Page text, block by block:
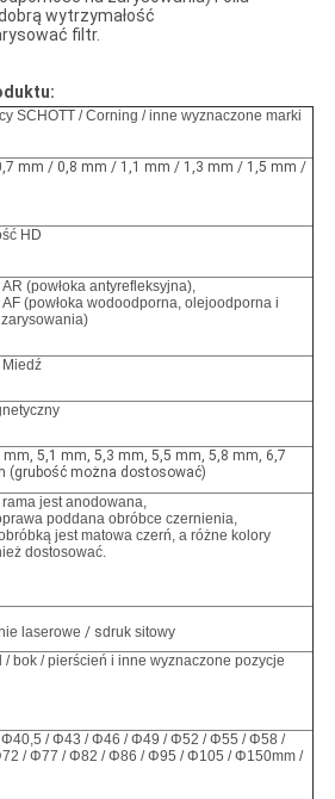
wytrzymałość
filtr.
SCHOTT / Corning / inne wyznaczone marki
mm / 0,8 mm / 1,1 mm / 1,3 mm / 1,5 mm /
HD
(powłoka antyrefleksyjna),
AF (powłoka wodoodporna, olejoodporna i
mm, 5,1 mm, 5,3 mm, 5,5 mm, 5,8 mm, 6,7
(grubość można dostosować)
jest anodowana,
poddana obróbce czernienia,
jest matowa czerń, a różne kolory
dostosować.
laserowe / sdruk sitowy
/ bok / pierścień i inne wyznaczone pozycje
/ Φ43 / Φ46 / Φ49 / Φ52 / Φ55 / Φ58 /
/ Φ77 / Φ82 / Φ86 / Φ95 / Φ105 / Φ150mm /